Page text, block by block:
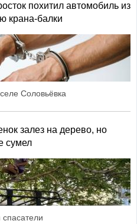
похитил автомобиль из
крана-балки
Соловьёвка
залез на дерево, но
сумел